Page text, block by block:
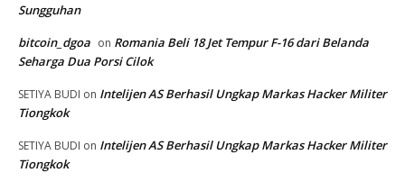
Sungguhan
bitcoin_dgoa on Romania Beli 18 Jet Tempur F-16 dari Belanda
Seharga Dua Porsi Cilok
SETIYA BUDI on Intelijen AS Berhasil Ungkap Markas Hacker Militer
Tiongkok
SETIYA BUDI on Intelijen AS Berhasil Ungkap Markas Hacker Militer
Tiongkok